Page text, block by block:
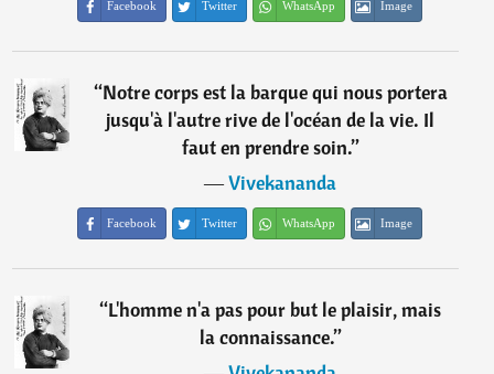
Facebook Twitter WhatsApp Image
“Notre corps est la barque qui nous portera
jusqu'à l'autre rive de l'océan de la vie. Il
faut en prendre soin.”
―Vivekananda
Facebook Twitter WhatsApp Image
“L'homme n'a pas pour but le plaisir, mais
la connaissance.”